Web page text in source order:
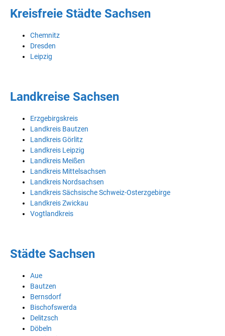
Kreisfreie Städte Sachsen
Chemnitz
Dresden
Leipzig
Landkreise Sachsen
Erzgebirgskreis
Landkreis Bautzen
Landkreis Görlitz
Landkreis Leipzig
Landkreis Meißen
Landkreis Mittelsachsen
Landkreis Nordsachsen
Landkreis Sächsische Schweiz-Osterzgebirge
Landkreis Zwickau
Vogtlandkreis
Städte Sachsen
Aue
Bautzen
Bernsdorf
Bischofswerda
Delitzsch
Döbeln